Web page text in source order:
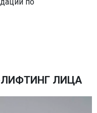
ЛИФТИНГ ЛИЦА